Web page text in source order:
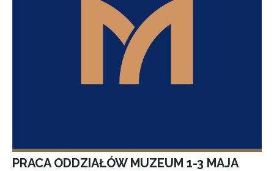
PRACA ODDZIAŁÓW MUZEUM 1-3 MAJA